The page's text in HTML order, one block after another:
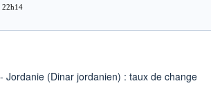
22h14
(Dinar jordanien) : taux de change